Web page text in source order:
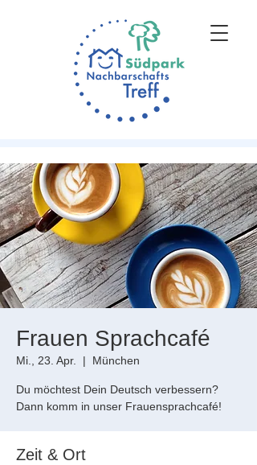
Frauen Sprachcafé
Mi., 23. Apr.
  |
München
Du möchtest Dein Deutsch verbessern?
Dann komm in unser Frauensprachcafé!
Zeit & Ort